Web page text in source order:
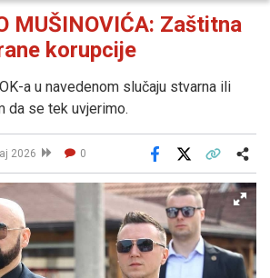
MUŠINOVIĆA: Zaštitna
korupcije
a u navedenom slučaju stvarna ili
da se tek uvjerimo.
2026 0
Facebook